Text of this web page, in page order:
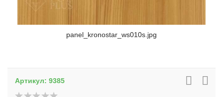
panel_kronostar_ws010s.jpg
Артикул: 9385